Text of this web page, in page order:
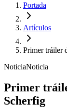
Portada
Artículos
Primer tráiler
NoticiaNoticia
Primer
Scherfig